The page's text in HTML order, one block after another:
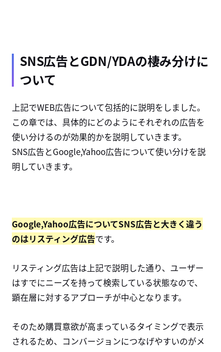
SNS広告とGDN/YDAの棲み分けに
ついて
上記でWEB広告について包括的に説明をしました。
この章では、具体的にどのようにそれぞれの広告を
使い分けるのが効果的かを説明していきます。
SNS広告とGoogle,Yahoo広告について使い分けを説
明していきます。
Google,Yahoo広告についてSNS広告と大きく違う
のはリスティング広告です。
リスティング広告は上記で説明した通り、ユーザー
はすでにニーズを持って検索している状態なので、
顕在層に対するアプローチが中心となります。
そのため購買意欲が高まっているタイミングで表示
されるため、コンバージョンにつなげやすいのがメ